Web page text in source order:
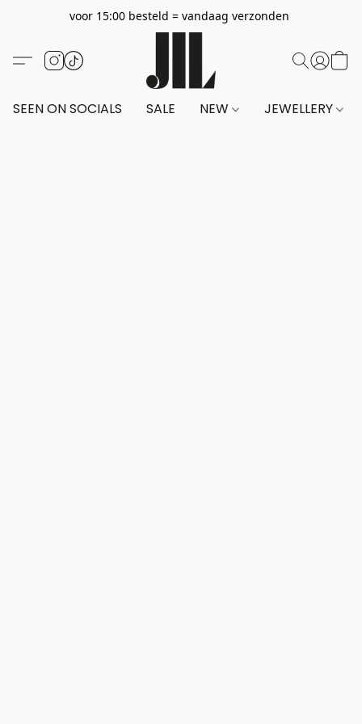
voor 15:00 besteld = vandaag verzonden
SEEN ON SOCIALS SALE NEW JEWELLERY